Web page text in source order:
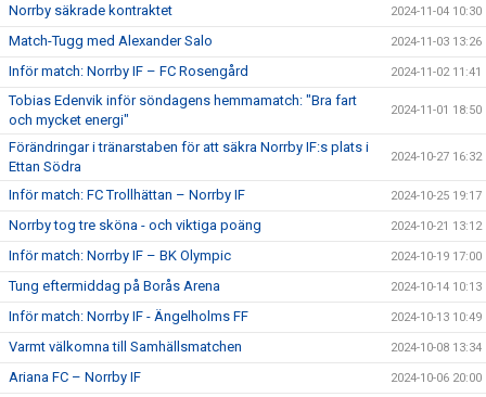
Norrby säkrade kontraktet 2024-11-04 10:30
Match-Tugg med Alexander Salo 2024-11-03 13:26
Inför match: Norrby IF – FC Rosengård 2024-11-02 11:41
Tobias Edenvik inför söndagens hemmamatch: "Bra fart
och mycket energi"
2024-11-01 18:50
Förändringar i tränarstaben för att säkra Norrby IF:s plats i
Ettan Södra
2024-10-27 16:32
Inför match: FC Trollhättan – Norrby IF 2024-10-25 19:17
Norrby tog tre sköna - och viktiga poäng 2024-10-21 13:12
Inför match: Norrby IF – BK Olympic 2024-10-19 17:00
Tung eftermiddag på Borås Arena 2024-10-14 10:13
Inför match: Norrby IF - Ängelholms FF 2024-10-13 10:49
Varmt välkomna till Samhällsmatchen 2024-10-08 13:34
Ariana FC – Norrby IF 2024-10-06 20:00